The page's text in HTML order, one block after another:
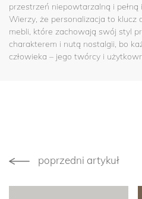
przestrzeń niepowtarzalną i
Wierzy, że personalizacja to klucz
mebli, które zachowają swój styl
charakterem i nutą nostalgii, bo
człowieka – jego twórcy i
poprzedni artykuł